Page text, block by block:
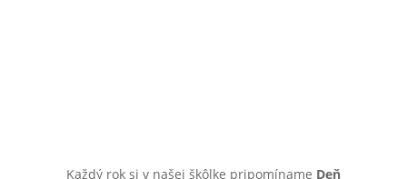
Každý rok si v našej škôlke pripomíname Deň